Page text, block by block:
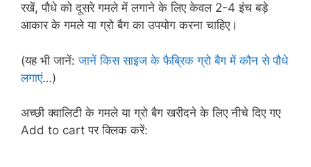
रखें, पौधे को दूसरे गमले में लगाने के लिए केवल 2-4 इंच बड़े
आकार के गमले या ग्रो बैग का उपयोग करना चाहिए।
(यह भी जानें:जानें किस साइज के फैब्रिक ग्रो बैग में कौन से पौधे
लगाएं…)
अच्छी क्वालिटी के गमले या ग्रो बैग खरीदने के लिए नीचे दिए गए
Add to cart पर क्लिक करें: